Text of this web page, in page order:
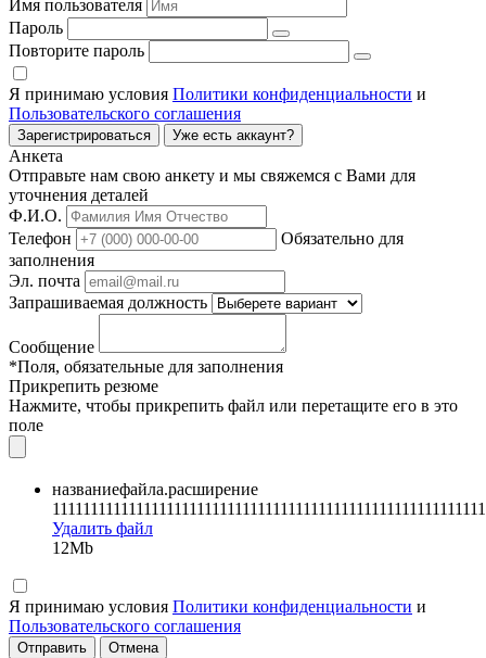
Имя пользователя
Пароль
Повторите пароль
Я принимаю условия Политики конфиденциальности и
Пользовательского соглашения
Зарегистрироваться Уже есть аккаунт?
Анкета
Отправьте нам свою анкету и мы свяжемся с Вами для
уточнения деталей
Ф.И.О.
Телефон
Обязательно для
заполнения
Эл. почта
Запрашиваемая должность
Сообщение
*Поля, обязательные для заполнения
Прикрепить резюме
Нажмите, чтобы прикрепить файл или перетащите его в это
поле
названиефайла.расширение
111111111111111111111111111111111111111111111111111111111
Удалить файл
12Mb
Я принимаю условия Политики конфиденциальности и
Пользовательского соглашения
Отправить Отмена